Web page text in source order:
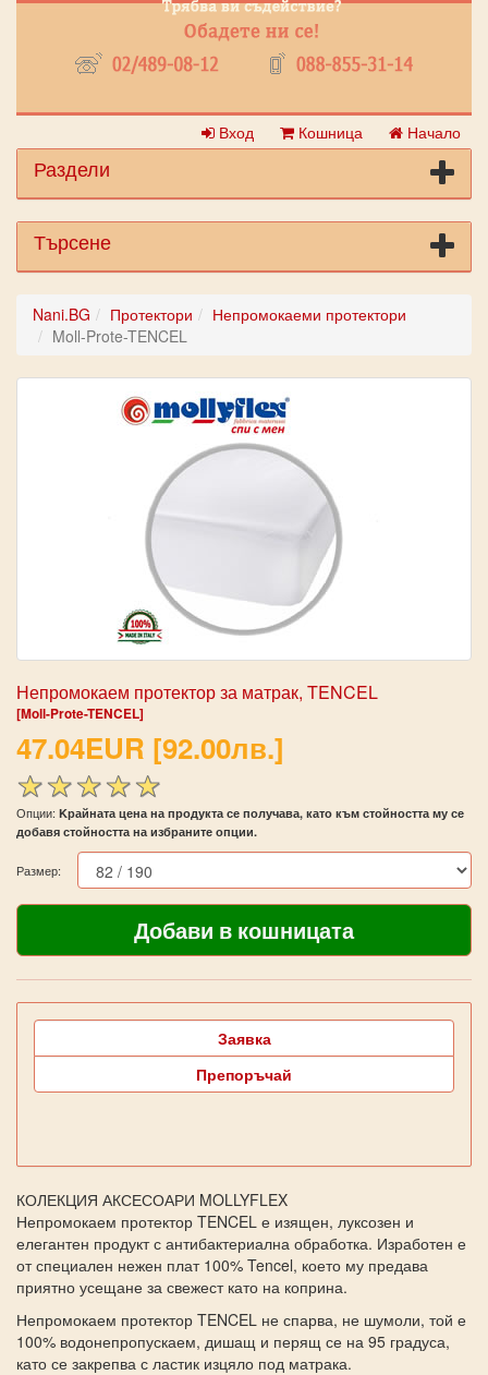
Вход Кошница Начало
Раздели
Търсене
Nani.BG Протектори
Непромокаеми протектори
Moll-Prote-TENCEL
Непромокаем протектор за матрак, TENCEL
[Moll-Prote-TENCEL]
47.04EUR [92.00лв.]
Опции: Kрайната цена на продукта се получава, като към стойността му се
добавя стойността на избраните опции.
Размер:
Заявка
Препоръчай
КОЛЕКЦИЯ АКСЕСОАРИ MOLLYFLEX
Непромокаем протектор TENCEL е изящен, луксозен и
елегантен продукт с антибактериална обработка. Изработен е
от специален нежен плат 100% Tencel, което му предава
приятно усещане за свежест като на коприна.
Непромокаем протектор TENCEL не спарва, не шумоли, той е
100% водонепропускаем, дишащ и перящ се на 95 градуса,
като се закрепва с ластик изцяло под матрака.